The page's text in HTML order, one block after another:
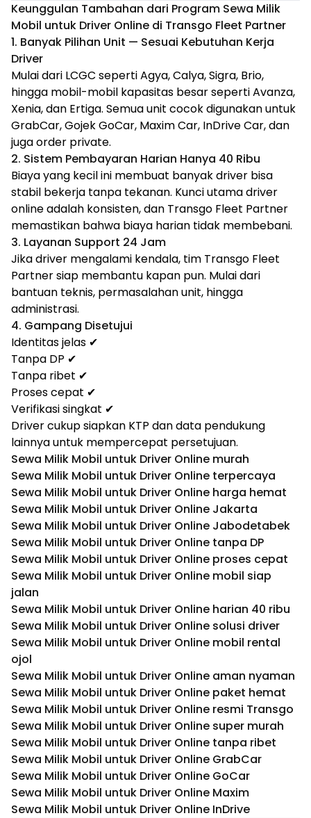
Keunggulan Tambahan dari Program Sewa Milik
Mobil untuk Driver Online di Transgo Fleet Partner
1. Banyak Pilihan Unit — Sesuai Kebutuhan Kerja
Driver
Mulai dari LCGC seperti Agya, Calya, Sigra, Brio,
hingga mobil-mobil kapasitas besar seperti Avanza,
Xenia, dan Ertiga. Semua unit cocok digunakan untuk
GrabCar, Gojek GoCar, Maxim Car, InDrive Car, dan
juga order private.
2. Sistem Pembayaran Harian Hanya 40 Ribu
Biaya yang kecil ini membuat banyak driver bisa
stabil bekerja tanpa tekanan. Kunci utama driver
online adalah konsisten, dan Transgo Fleet Partner
memastikan bahwa biaya harian tidak membebani.
3. Layanan Support 24 Jam
Jika driver mengalami kendala, tim Transgo Fleet
Partner siap membantu kapan pun. Mulai dari
bantuan teknis, permasalahan unit, hingga
administrasi.
4. Gampang Disetujui
Identitas jelas ✔
Tanpa DP ✔
Tanpa ribet ✔
Proses cepat ✔
Verifikasi singkat ✔
Driver cukup siapkan KTP dan data pendukung
lainnya untuk mempercepat persetujuan.
Sewa Milik Mobil untuk Driver Online murah
Sewa Milik Mobil untuk Driver Online terpercaya
Sewa Milik Mobil untuk Driver Online harga hemat
Sewa Milik Mobil untuk Driver Online Jakarta
Sewa Milik Mobil untuk Driver Online Jabodetabek
Sewa Milik Mobil untuk Driver Online tanpa DP
Sewa Milik Mobil untuk Driver Online proses cepat
Sewa Milik Mobil untuk Driver Online mobil siap
jalan
Sewa Milik Mobil untuk Driver Online harian 40 ribu
Sewa Milik Mobil untuk Driver Online solusi driver
Sewa Milik Mobil untuk Driver Online mobil rental
ojol
Sewa Milik Mobil untuk Driver Online aman nyaman
Sewa Milik Mobil untuk Driver Online paket hemat
Sewa Milik Mobil untuk Driver Online resmi Transgo
Sewa Milik Mobil untuk Driver Online super murah
Sewa Milik Mobil untuk Driver Online tanpa ribet
Sewa Milik Mobil untuk Driver Online GrabCar
Sewa Milik Mobil untuk Driver Online GoCar
Sewa Milik Mobil untuk Driver Online Maxim
Sewa Milik Mobil untuk Driver Online InDrive